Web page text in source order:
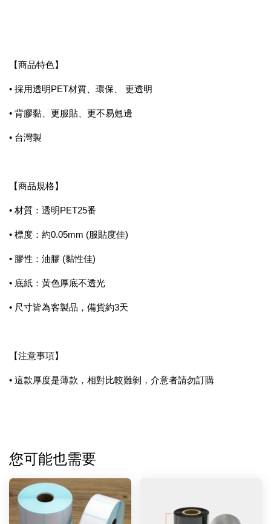
【商品特色】
• 採用透明PET材質、環保、 更透明
• 背膠黏、更服貼、更不易翹邊
• 台灣製
【商品規格】
• 材質：透明PET25番
• 標度：約0.05mm (服貼度佳)
• 膠性：油膠 (黏性佳)
• 底紙：黃色厚底不透光
• 尺寸皆為客製品，備貨約3天
【注意事項】
• 這款厚度是薄款，相對比較難剝，介意者請勿訂購
您可能也需要